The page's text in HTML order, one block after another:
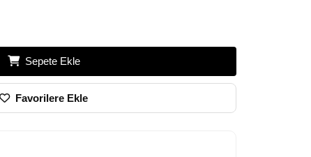
Sepete Ekle
Favorilere Ekle